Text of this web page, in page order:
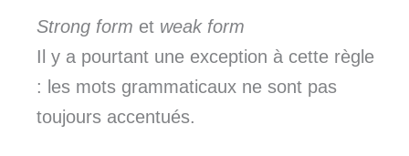
Strong form et weak form
Il y a pourtant une exception à cette règle
: les mots grammaticaux ne sont pas
toujours accentués.